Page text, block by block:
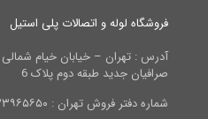
فروشگاه لوله و اتصالات پلی استیل
آدرس : تهران – خیابان خیام
صرافیان جدید طبقه دوم پلاک 6
شماره دفتر فروش تهران : ۳۳۹۶۵۶۵۰ ۰۲۱ – ۳۳۹۹۲۲۸۴ ۰۲۱